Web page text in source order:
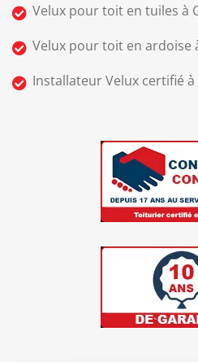
Velux pour toit en tuiles à
Velux pour toit en ardoise
Installateur Velux certifié à